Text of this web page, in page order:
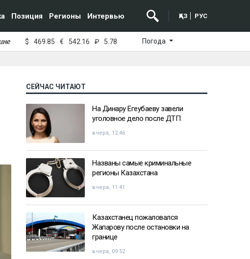
Позиция Регионы Интервью ҚАЗ РУС
$ 469.85 € 542.16 ₽ 5.78 Погода
СЕЙЧАС ЧИТАЮТ
На Динару Егеубаеву завели
уголовное дело после ДТП
вчера, 12:46
Названы самые криминальные
регионы Казахстана
вчера, 11:41
Казахстанец пожаловался
Жапарову после остановки на
границе
вчера, 09:52